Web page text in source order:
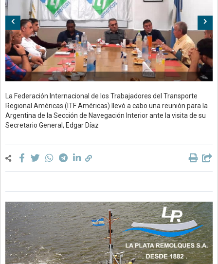
Anterior
La Federación Internacional de los Trabajadores del Transporte
Regional Américas (ITF Américas) llevó a cabo una reunión para la
Argentina de la Sección de Navegación Interior ante la visita de su
Secretario General, Edgar Díaz